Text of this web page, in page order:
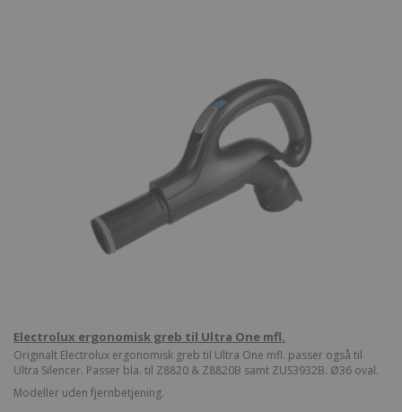
Electrolux ergonomisk greb til Ultra One mfl.
Originalt Electrolux ergonomisk greb til Ultra One mfl. passer også til
Ultra Silencer. Passer bla. til Z8820 & Z8820B samt ZUS3932B. Ø36 oval.
Modeller uden fjernbetjening.